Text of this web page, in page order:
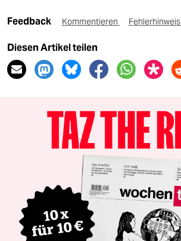
Feedback Kommentieren Fehlerhinweis
Diesen Artikel teilen